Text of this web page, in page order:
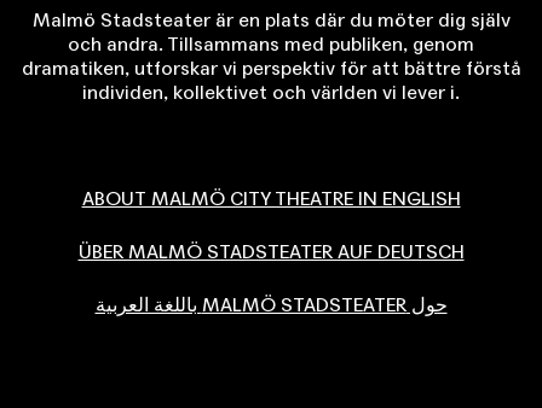
Malmö Stadsteater är en plats där du möter dig själv
och andra. Tillsammans med publiken, genom
dramatiken, utforskar vi perspektiv för att bättre förstå
individen, kollektivet och världen vi lever i.
ABOUT MALMÖ CITY THEATRE IN ENGLISH
ÜBER MALMÖ STADSTEATER AUF DEUTSCH
حول MALMÖ STADSTEATER باللغة العربية